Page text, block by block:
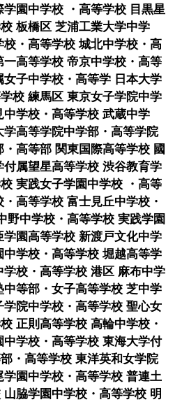
園中学校 ・高等学校 目黒星
板橋区 芝浦工業大学中学
・高等学校 城北中学校・高
高等学校 帝京中学校・高等
子中学校・高等学 日本大学
校 練馬区 東京女子学院中学
学校・高等学校 武蔵中学
高等学院中学部・高等学院
高等部 関東国際高等学校 國
属望星高等学校 渋谷教育学
実践女子学園中学校 ・高等
高等学校 富士見丘中学校・
野中学校・高等学校 実践学園
園高等学校 新渡戸文化中学
学校・高等学校 堀越高等学
校・高等学校 港区 麻布中学
等部・女子高等学校 芝中学
院中学校・高等学校 聖心女
正則高等学校 高輪中学校・
学校・高等学校 東海大学付
・高等学校 東洋英和女学院
園中学校・高等学校 普連土
脇学園中学校・高等学校 明